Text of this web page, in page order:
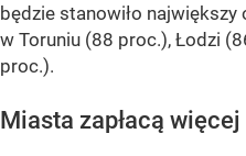
będzie stanowiło
w Toruniu (88 proc.), Łodzi
proc.).
Miasta zapłacą więcej